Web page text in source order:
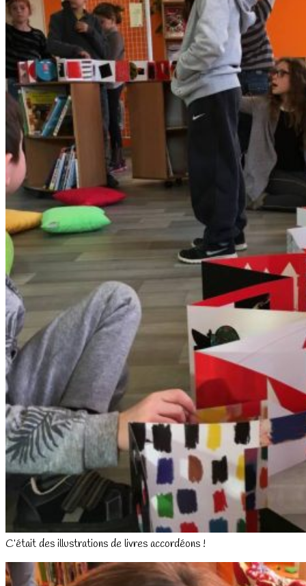
C’était des illustrations de livres accordéons !